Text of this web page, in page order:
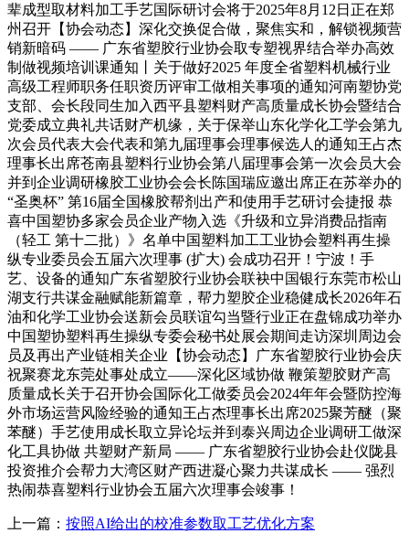
辈成型取材料加工手艺国际研讨会将于2025年8月12日正在郑
州召开【协会动态】深化交换促合做，聚焦实和，解锁视频营
销新暗码 —— 广东省塑胶行业协会取专塑视界结合举办高效
制做视频培训课通知丨关于做好2025 年度全省塑料机械行业
高级工程师职务任职资历评审工做相关事项的通知河南塑协党
支部、会长段同生加入西平县塑料财产高质量成长协会暨结合
党委成立典礼共话财产机缘，关于保举山东化学化工学会第九
次会员代表大会代表和第九届理事会理事候选人的通知王占杰
理事长出席苍南县塑料行业协会第八届理事会第一次会员大会
并到企业调研橡胶工业协会会长陈国瑞应邀出席正在苏举办的
“圣奥杯” 第16届全国橡胶帮剂出产和使用手艺研讨会捷报 恭
喜中国塑协多家会员企业产物入选《升级和立异消费品指南
（轻工 第十二批）》名单中国塑料加工工业协会塑料再生操
纵专业委员会五届六次理事 (扩大) 会成功召开！宁波！手
艺、设备的通知广东省塑胶行业协会联袂中国银行东莞市松山
湖支行共谋金融赋能新篇章，帮力塑胶企业稳健成长2026年石
油和化学工业协会送新会员联谊勾当暨行业正在盘锦成功举办
中国塑协塑料再生操纵专委会秘书处展会期间走访深圳周边会
员及再出产业链相关企业【协会动态】广东省塑胶行业协会庆
祝聚赛龙东莞处事处成立——深化区域协做 鞭策塑胶财产高
质量成长关于召开协会国际化工做委员会2024年年会暨防控海
外市场运营风险经验的通知王占杰理事长出席2025聚芳醚（聚
苯醚）手艺使用成长取立异论坛并到泰兴周边企业调研工做深
化工具协做 共塑财产新局 —— 广东省塑胶行业协会赴仪陇县
投资推介会帮力大湾区财产西进凝心聚力共谋成长 —— 强烈
热闹恭喜塑料行业协会五届六次理事会竣事！
上一篇： 按照AI给出的校准参数取工艺优化方案